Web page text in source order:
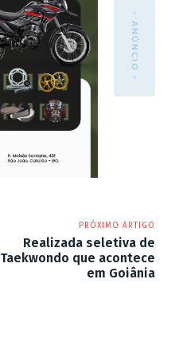
- ANÚNCIO -
PRÓXIMO ARTIGO
Realizada seletiva de
Taekwondo que acontece
em Goiânia